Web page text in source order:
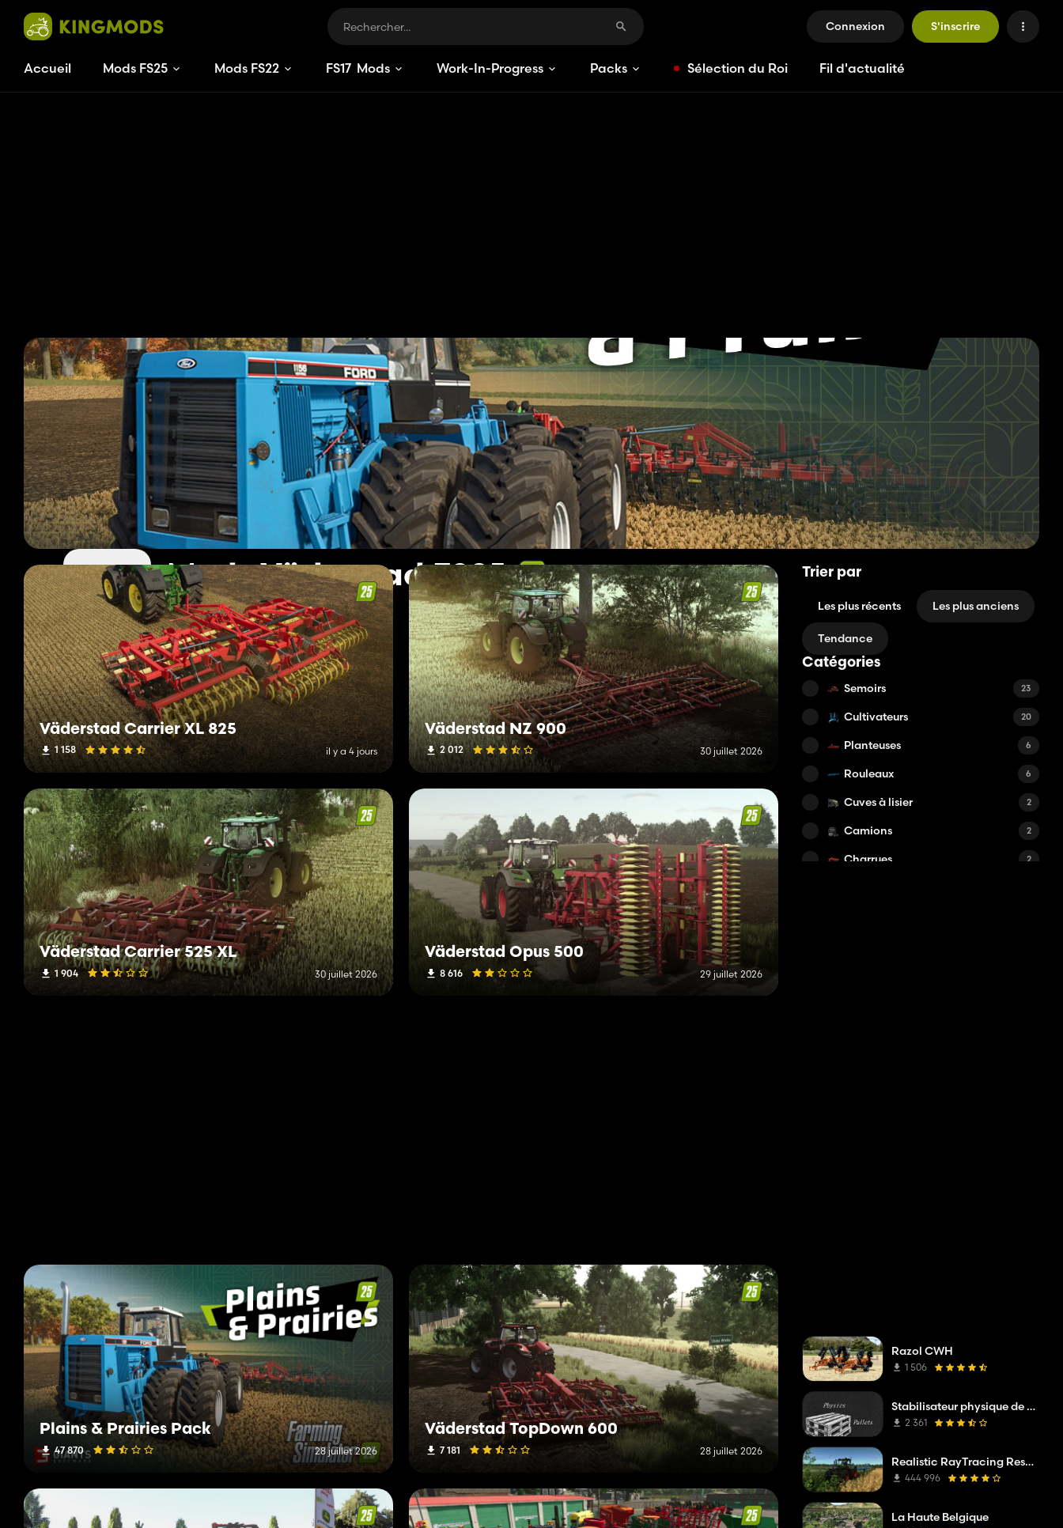
Connexion S'inscrire
Accueil Mods FS25 Mods FS22 FS17 Mods Work-In-Progress Packs Sélection du Roi Fil d'actualité
Mods Väderstad FS25
54 mods Page 1 sur 5
Väderstad Carrier XL 825
1 158 il y a 4 jours
Väderstad NZ 900
2 012 30 juillet 2026
Väderstad Carrier 525 XL
1 904 30 juillet 2026
Väderstad Opus 500
8 616 29 juillet 2026
Plains & Prairies Pack
47 870 28 juillet 2026
Väderstad TopDown 600
7 181 28 juillet 2026
Trier par
Les plus récents Les plus anciens
Tendance
Catégories
Semoirs 23
Cultivateurs 20
Planteuses 6
Rouleaux 6
Cuves à lisier 2
Camions 2
Charrues 2
Razol CWH
1 506
Stabilisateur physique de palette
2 361
Realistic RayTracing Reshade Preset
444 996
La Haute Belgique